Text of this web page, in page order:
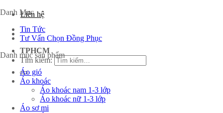
Liên hệ
TPHCM
Tìm kiếm:
Danh Mục
Tin Tức
Tư Vấn Chọn Đồng Phục
Danh mục sản phẩm
Áo gió
Áo khoác
Áo khoác nam 1-3 lớp
Áo khoác nữ 1-3 lớp
Áo sơ mi